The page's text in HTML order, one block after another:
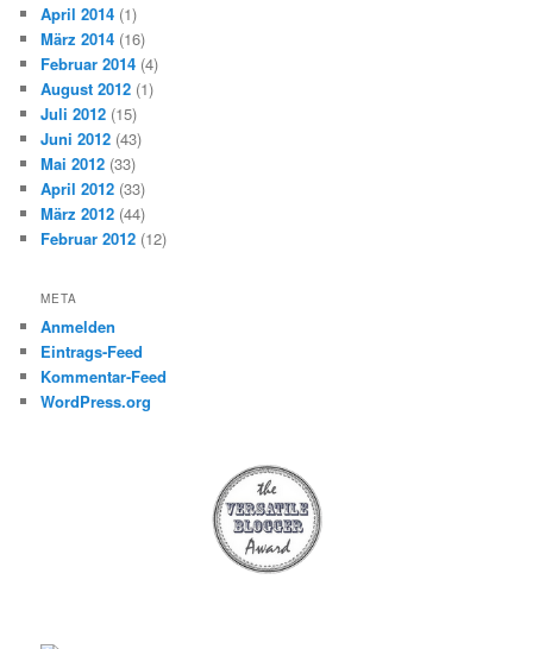
April 2014 (1)
März 2014 (16)
Februar 2014 (4)
August 2012 (1)
Juli 2012 (15)
Juni 2012 (43)
Mai 2012 (33)
April 2012 (33)
März 2012 (44)
Februar 2012 (12)
META
Anmelden
Eintrags-Feed
Kommentar-Feed
WordPress.org